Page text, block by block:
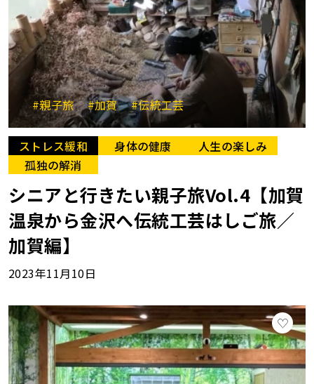
#親子旅 #加賀 #伝統工芸
ストレス緩和 身体の健康
人生の楽しみ
孤独の解消
シニアと行きたい親子旅Vol.4【加賀
温泉から金沢へ伝統工芸はしご旅／
加賀編】
2023年11月10日